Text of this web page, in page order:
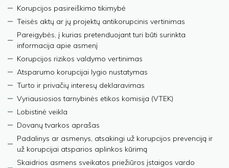
Korupcijos pasireiškimo tikimybė
Teisės aktų ar jų projektų antikorupcinis vertinimas
Pareigybės, į kurias pretenduojant turi būti surinkta
informacija apie asmenį
Korupcijos rizikos valdymo vertinimas
Atsparumo korupcijai lygio nustatymas
Turto ir privačių interesų deklaravimas
Vyriausiosios tarnybinės etikos komisija (VTEK)
Lobistinė veikla
Dovanų tvarkos aprašas
Padalinys ar asmenys, atsakingi už korupcijos prevenciją ir
už korupcijai atsparios aplinkos kūrimą
Skaidrios asmens sveikatos priežiūros įstaigos vardo